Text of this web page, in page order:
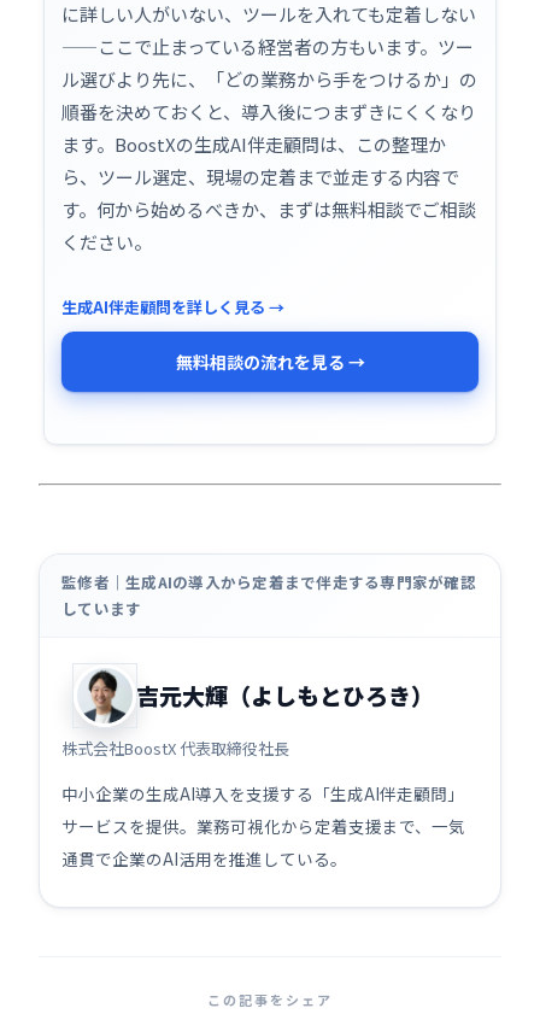
に詳しい人がいない、ツールを入れても定着しない
——ここで止まっている経営者の方もいます。ツー
ル選びより先に、「どの業務から手をつけるか」の
順番を決めておくと、導入後につまずきにくくなり
ます。BoostXの生成AI伴走顧問は、この整理か
ら、ツール選定、現場の定着まで並走する内容で
す。何から始めるべきか、まずは無料相談でご相談
ください。
生成AI伴走顧問を詳しく見る →
無料相談の流れを見る →
監修者｜生成AIの導入から定着まで伴走する専門家が確認
しています
吉元大輝（よしもとひろき）
株式会社BoostX 代表取締役社長
中小企業の生成AI導入を支援する「生成AI伴走顧問」
サービスを提供。業務可視化から定着支援まで、一気
通貫で企業のAI活用を推進している。
この記事をシェア